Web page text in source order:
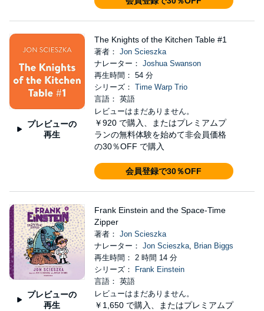
プレビューの
再生
The Knights of the Kitchen Table #1
著者： Jon Scieszka
ナレーター： Joshua Swanson
再生時間： 54 分
シリーズ： Time Warp Trio
言語： 英語
レビューはまだありません。
￥920 で購入、またはプレミアムプ
ランの無料体験を始めて非会員価格
の30％OFF で購入
会員登録で30％OFF
プレビューの
再生
Frank Einstein and the Space-Time
Zipper
著者： Jon Scieszka
ナレーター： Jon Scieszka, Brian Biggs
再生時間： 2 時間 14 分
シリーズ：
Frank Einstein
言語： 英語
レビューはまだありません。
￥1,650 で購入、またはプレミアムプ